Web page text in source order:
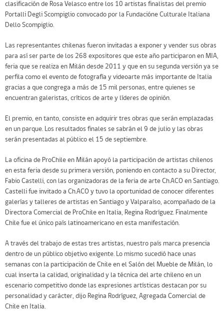
clasificación de Rosa Velasco entre los 10 artistas finalistas del premio
Portalli Degli Scompiglio convocado por la Fundacióne Culturale Italiana
Dello Scompiglio.
Las representantes chilenas fueron invitadas a exponer y vender sus obras
para así ser parte de los 268 expositores que este año participaron en MIA,
feria que se realiza en Milán desde 2011 y que en su segunda versión ya se
perfila como el evento de fotografía y videoarte más importante de Italia
gracias a que congrega a más de 15 mil personas, entre quienes se
encuentran galeristas, críticos de arte y líderes de opinión.
El premio, en tanto, consiste en adquirir tres obras que serán emplazadas
en un parque. Los resultados finales se sabrán el 9 de julio y las obras
serán presentadas al público el 15 de septiembre.
La oficina de ProChile en Milán apoyó la participación de artistas chilenos
en esta feria desde su primera versión, poniendo en contacto a su Director,
Fabio Castelli, con las organizadoras de la feria de arte Ch.ACO en Santiago.
Castelli fue invitado a Ch.ACO y tuvo la oportunidad de conocer diferentes
galerías y talleres de artistas en Santiago y Valparaíso, acompañado de la
Directora Comercial de ProChile en Italia, Regina Rodríguez. Finalmente
Chile fue el único país latinoamericano en esta manifestación.
A través del trabajo de estas tres artistas, nuestro país marca presencia
dentro de un público objetivo exigente. Lo mismo sucedió hace unas
semanas con la participación de Chile en el Salón del Mueble de Milán, lo
cual inserta la calidad, originalidad y la técnica del arte chileno en un
escenario competitivo donde las expresiones artísticas destacan por su
personalidad y carácter, dijo Regina Rodríguez, Agregada Comercial de
Chile en Italia.